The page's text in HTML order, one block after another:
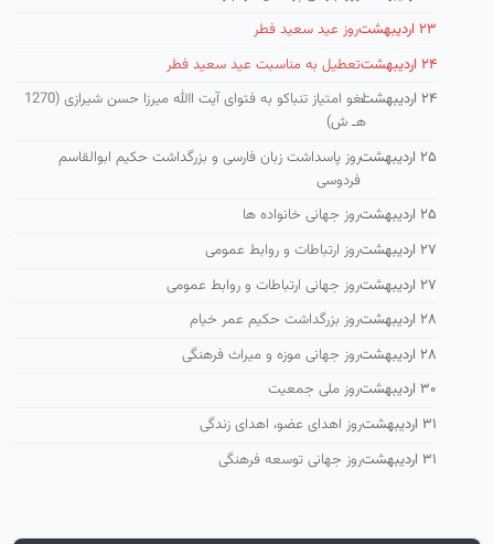
۲۳ اردیبهشت
روز عید سعید فطر
۲۴ اردیبهشت
تعطیل به مناسبت عید سعید فطر
۲۴ اردیبهشت
لغو امتیاز تنباكو به فتوای آیت االله میرزا حسن شیرازی (1270
هـ ش)
۲۵ اردیبهشت
روز پاسداشت زبان فارسی و بزرگداشت حكیم ابوالقاسم
فردوسی
۲۵ اردیبهشت
روز جهانی خانواده ها
۲۷ اردیبهشت
روز ارتباطات و روابط عمومی
۲۷ اردیبهشت
روز جهانی ارتباطات و روابط عمومی
۲۸ اردیبهشت
روز بزرگداشت حکیم عمر خیام
۲۸ اردیبهشت
روز جهانی موزه و میراث فرهنگی
۳۰ اردیبهشت
روز ملی جمعیت
۳۱ اردیبهشت
روز اهدای عضو، اهدای زندگی
۳۱ اردیبهشت
روز جهانی توسعه فرهنگی